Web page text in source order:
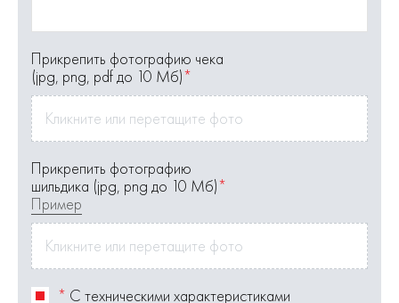
Прикрепить фотографию чека
(jpg, png, pdf до 10 Мб)*
Кликните или перетащите фото
Прикрепить фотографию
шильдика (jpg, png до 10 Мб)*
Пример
Кликните или перетащите фото
* С техническими характеристиками